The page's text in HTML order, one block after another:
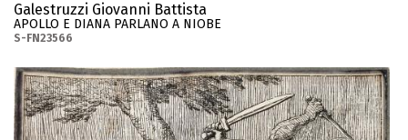
Galestruzzi Giovanni Battista
APOLLO E DIANA PARLANO A NIOBE
S-FN23566